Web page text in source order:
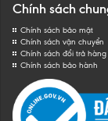
Chính sách
Chính sách bảo mật
Chính sách vận chuyển
Chính sách đổi trả hàng
Chính sách bảo hành